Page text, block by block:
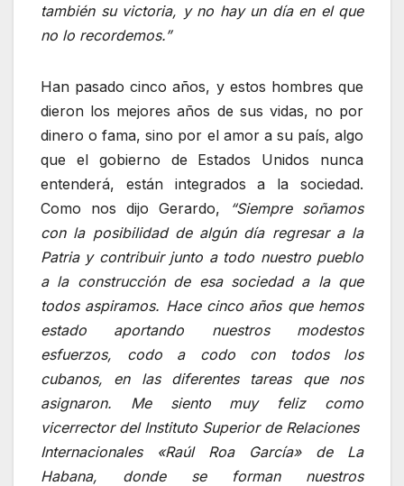
también su victoria, y no hay un día en el que
no lo recordemos.”
Han pasado cinco años, y estos hombres que
dieron los mejores años de sus vidas, no por
dinero o fama, sino por el amor a su país, algo
que el gobierno de Estados Unidos nunca
entenderá, están integrados a la sociedad.
Como nos dijo Gerardo,
“Siempre soñamos
con la posibilidad de algún día regresar a la
Patria y contribuir junto a todo nuestro pueblo
a la construcción de esa sociedad a la que
todos aspiramos. Hace cinco años que hemos
estado aportando nuestros modestos
esfuerzos, codo a codo con todos los
cubanos, en las diferentes tareas que nos
asignaron. Me siento muy feliz como
vicerrector del Instituto Superior de Relaciones
Internacionales «Raúl Roa García» de La
Habana, donde se forman nuestros